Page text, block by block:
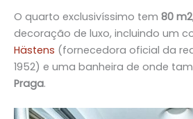
O quarto exclusivíssimo tem 80 m2
decoração de luxo, incluindo um
Hästens (fornecedora oficial da
1952) e uma banheira de onde
Praga.